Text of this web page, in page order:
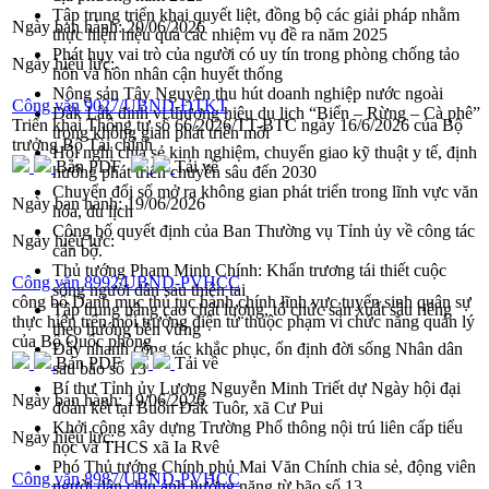
Tập trung triển khai quyết liệt, đồng bộ các giải pháp nhằm
thực hiện hiệu quả các nhiệm vụ đề ra năm 2025
Phát huy vai trò của người có uy tín trong phòng chống tảo
hôn và hôn nhân cận huyết thống
Nông sản Tây Nguyên thu hút doanh nghiệp nước ngoài
Đắk Lắk định vị thương hiệu du lịch “Biển – Rừng – Cà phê”
trong không gian phát triển mới
Hội nghị chia sẻ kinh nghiệm, chuyển giao kỹ thuật y tế, định
hướng phát triển chuyên sâu đến 2030
Chuyển đổi số mở ra không gian phát triển trong lĩnh vực văn
hóa, du lịch
Công bố quyết định của Ban Thường vụ Tỉnh ủy về công tác
cán bộ.
Thủ tướng Phạm Minh Chính: Khẩn trương tái thiết cuộc
sống người dân sau thiên tai
Tập trung nâng cao chất lượng, tổ chức sản xuất sầu riêng
theo hướng bền vững
Đẩy nhanh công tác khắc phục, ổn định đời sống Nhân dân
sau bão số 13
Bí thư Tỉnh ủy Lương Nguyễn Minh Triết dự Ngày hội đại
đoàn kết tại Buôn Đăk Tuôr, xã Cư Pui
Khởi công xây dựng Trường Phổ thông nội trú liên cấp tiểu
học và THCS xã Ia Rvê
Phó Thủ tướng Chính phủ Mai Văn Chính chia sẻ, động viên
Ngày ban hành:20/06/2026
Ngày hiệu lực:
Công văn 9027/UBND-ĐTKT
Triển khai Thông tư số 66/2026/TT-BTC ngày 16/6/2026 của Bộ
trưởng Bộ Tài chính
Bản PDF
Tải về
Ngày ban hành:19/06/2026
Ngày hiệu lực:
Công văn 8992/UBND-PVHCC
công bố Danh mục thủ tục hành chính lĩnh vực tuyển sinh quân sự
thực hiện trên môi trường điện tử thuộc phạm vi chức năng quản lý
của Bộ Quốc phòng
Bản PDF
Tải về
Ngày ban hành:19/06/2026
Ngày hiệu lực:
Công văn 8987/UBND-PVHCC